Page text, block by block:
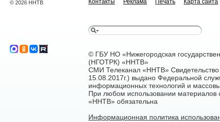
© 2026 ННТВ Контакты Реклама Печать Карта сайта
© ГБУ НО «Нижегородская
(НГОТРК) «ННТВ»
СМИ Телеканал «ННТВ»
15.08.2017г.) выдано Федеральной
информационных технологий и
При любом использовании материалов
«ННТВ» обязательна
Информационная политика